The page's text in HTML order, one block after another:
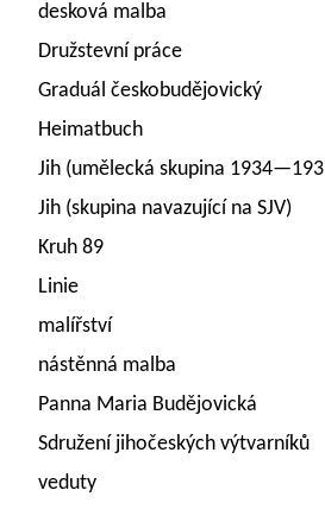
desková malba
Družstevní práce
Graduál českobudějovický
Heimatbuch
Jih (umělecká skupina
Jih (skupina navazující na SJV)
Kruh 89
Linie
malířství
nástěnná malba
Panna Maria Budějovická
Sdružení jihočeských výtvarníků
veduty